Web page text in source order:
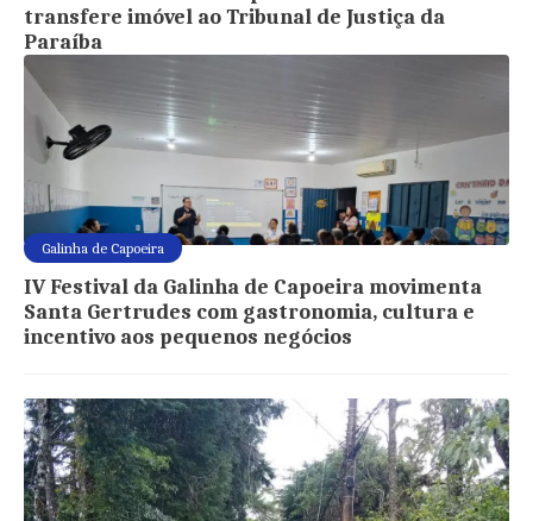
transfere imóvel ao Tribunal de Justiça da
Paraíba
Galinha de Capoeira
IV Festival da Galinha de Capoeira movimenta
Santa Gertrudes com gastronomia, cultura e
incentivo aos pequenos negócios